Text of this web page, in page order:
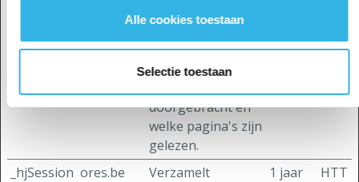
Alle cookies toestaan
Selectie toestaan
de website, zoals
bezoeken, de
gemiddelde tijd die
doorgebracht en
welke pagina's zijn
gelezen.
_hjSession ores.be
Verzamelt
1 jaar
HTT